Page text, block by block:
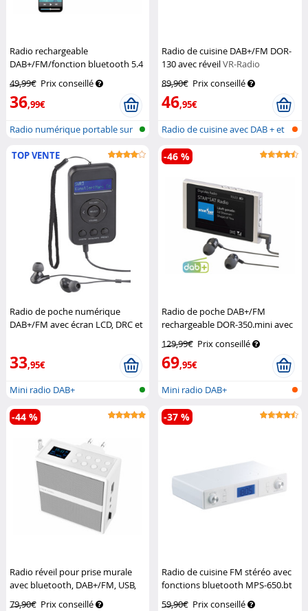
Radio rechargeable
DAB+/FM/fonction bluetooth 5.4
49,99€ Prix conseillé
36,99€
Radio numérique portable sur
Radio de cuisine DAB+/FM DOR-
130 avec réveilVR-Radio
89,90€ Prix conseillé
46,95€
Radio de cuisine avec DAB + et
FM
TOP VENTE
Radio de poche numérique
DAB+/FM avec écran LCD, DRC et
33,95€
Mini radio DAB+
Radio de poche DAB+/FM
rechargeable DOR-350.mini avec
VR-Radio
129,99€ Prix conseillé
69,95€
-46 %
Mini radio DAB+
Radio réveil pour prise murale
avec bluetooth, DAB+/FM, USB,
AUX, SD MPS-800.bt VR-Radio
79,90€ Prix conseillé
-44 %
Radio de cuisine FM stéréo avec
fonctions bluetooth MPS-650.bt
59,90€ Prix conseillé
-37 %